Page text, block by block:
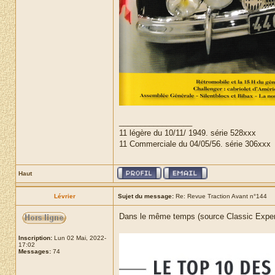
11 légère du 10/11/ 1949. série 528xxx
11 Commerciale du 04/05/56. série 306xxx
Haut
Lévrier Sujet du message: Re: Revue Traction Avant n°144
Inscription: Lun 02 Mai, 2022-
17:02
Messages: 74
Dans le même temps (source Classic